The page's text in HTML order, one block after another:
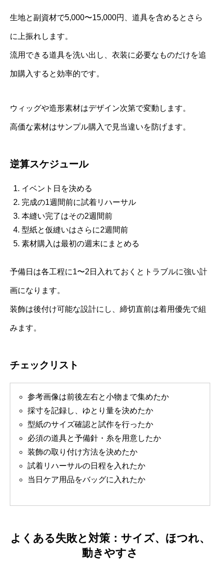
生地と副資材で5,000〜15,000円、道具を含めるとさら
に上振れします。
流用できる道具を洗い出し、衣装に必要なものだけを追
加購入すると効率的です。
ウィッグや造形素材はデザイン次第で変動します。
高価な素材はサンプル購入で見当違いを防げます。
逆算スケジュール
イベント日を決める
完成の1週間前に試着リハーサル
本縫い完了はその2週間前
型紙と仮縫いはさらに2週間前
素材購入は最初の週末にまとめる
予備日は各工程に1〜2日入れておくとトラブルに強い計
画になります。
装飾は後付け可能な設計にし、締切直前は着用優先で組
みます。
チェックリスト
参考画像は前後左右と小物まで集めたか
採寸を記録し、ゆとり量を決めたか
型紙のサイズ確認と試作を行ったか
必須の道具と予備針・糸を用意したか
装飾の取り付け方法を決めたか
試着リハーサルの日程を入れたか
当日ケア用品をバッグに入れたか
よくある失敗と対策：サイズ、ほつれ、
動きやすさ